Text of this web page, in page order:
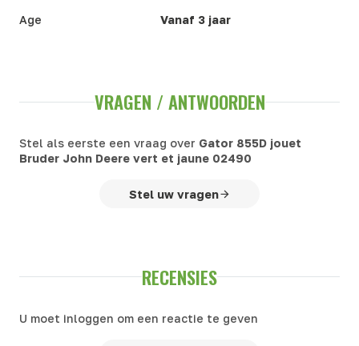
Age Vanaf 3 jaar
VRAGEN / ANTWOORDEN
Stel als eerste een vraag over Gator 855D jouet
Bruder John Deere vert et jaune 02490
Stel uw vragen
RECENSIES
U moet inloggen om een reactie te geven